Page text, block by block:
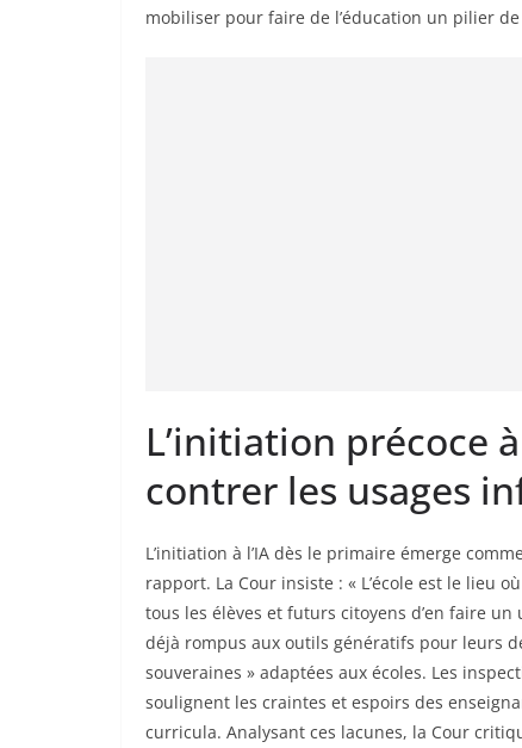
mobiliser pour faire de l’éducation un pilier
L’initiation précoce
contrer les usages
L’initiation à l’IA dès le primaire émerge
rapport. La Cour insiste : « L’école est le lieu
tous les élèves et futurs citoyens d’en faire
déjà rompus aux outils génératifs pour leurs
souveraines » adaptées aux écoles. Les
soulignent les craintes et espoirs des
curricula. Analysant ces lacunes, la Cour